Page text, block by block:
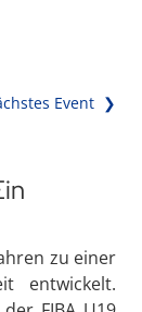
Event ❯
zu einer
entwickelt.